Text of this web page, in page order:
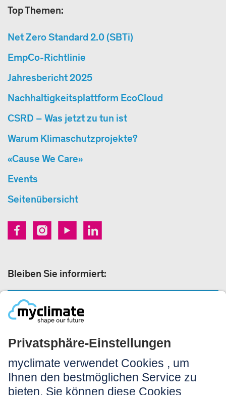
Top Themen:
Net Zero Standard 2.0 (SBTi)
EmpCo-Richtlinie
Jahresbericht 2025
Nachhaltigkeitsplattform EcoCloud
CSRD – Was jetzt zu tun ist
Warum Klimaschutzprojekte?
«Cause We Care»
Events
Seitenübersicht
Bleiben Sie informiert:
Rechtliches:
Impressum